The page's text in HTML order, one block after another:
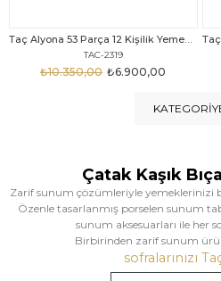
Taç Alyona 53 Parça 12 Kişilik Yemek Takımı Gold
TAC-2318
₺6.900,00
₺10.350,00
Çatak Kaşık
Zarif sunum çözümleriyle yemeklerinizi
Özenle tasarlanmış porselen sunum
sunum aksesuarları ile her
Birbirinden zarif sunum
sofralarınızı